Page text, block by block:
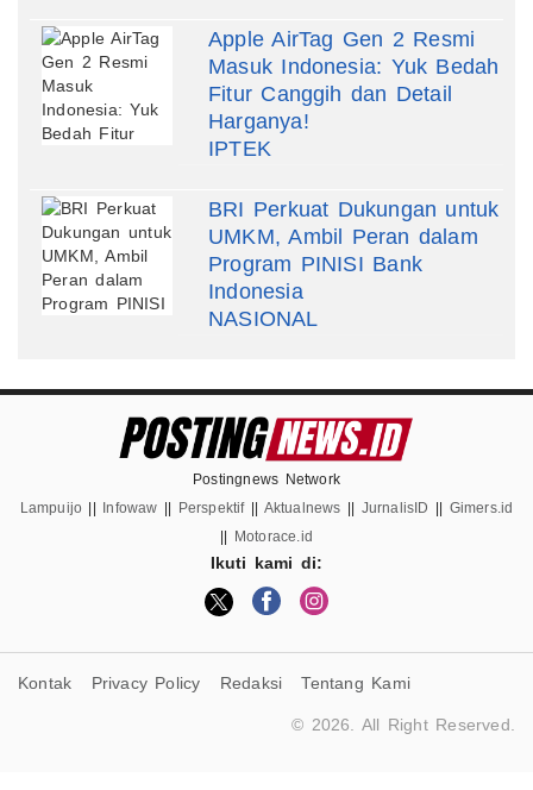
Apple AirTag Gen 2 Resmi
Masuk Indonesia: Yuk Bedah
Fitur Canggih dan Detail
Harganya!
IPTEK
BRI Perkuat Dukungan untuk
UMKM, Ambil Peran dalam
Program PINISI Bank
Indonesia
NASIONAL
Postingnews Network
Lampuijo
Infowaw Perspektif|| Aktualnews JurnalisID
Gimers.id
Motorace.id
Ikuti kami di:
Kontak Privacy Policy Redaksi Tentang Kami
© 2026. All Right Reserved.